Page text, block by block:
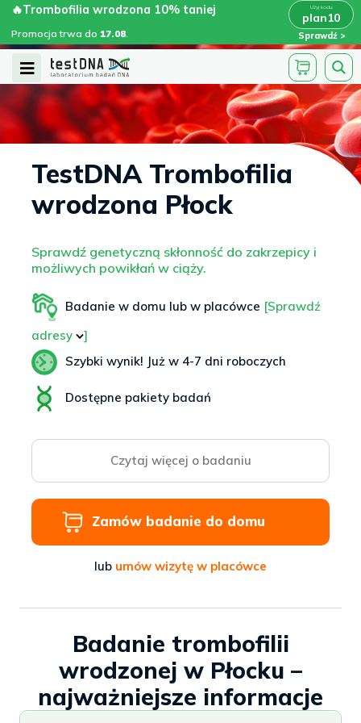
Skip
content
🔥Trombofilia wrodzona 10% taniej
Promocja trwa do 17.08.
plan10
Sprawdź
🔥Trombofilia wrodzona 10% taniej
plan10 x
Open
Menu
TestDNA Trombofilia
wrodzona Płock
Sprawdź genetyczną skłonność do zakrzepicy i
możliwych powikłań w ciąży.
Badanie w domu lub w placówce [Sprawdź
adresy
]
Szybki wynik! Już w 4-7 dni roboczych
Dostępne pakiety badań
Czytaj więcej o badaniu
Zamów badanie do domu
lub umów wizytę w placówce
Badanie trombofilii
wrodzonej w Płocku –
najważniejsze informacje